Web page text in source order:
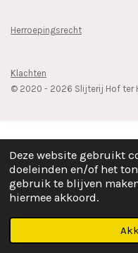
Deze website gebruikt
doeleinden en/of het
gebruik te blijven
hiermee akkoord.
Herroepingsrecht
Klachten
© 2020 - 2026 Slijterij Hof ter